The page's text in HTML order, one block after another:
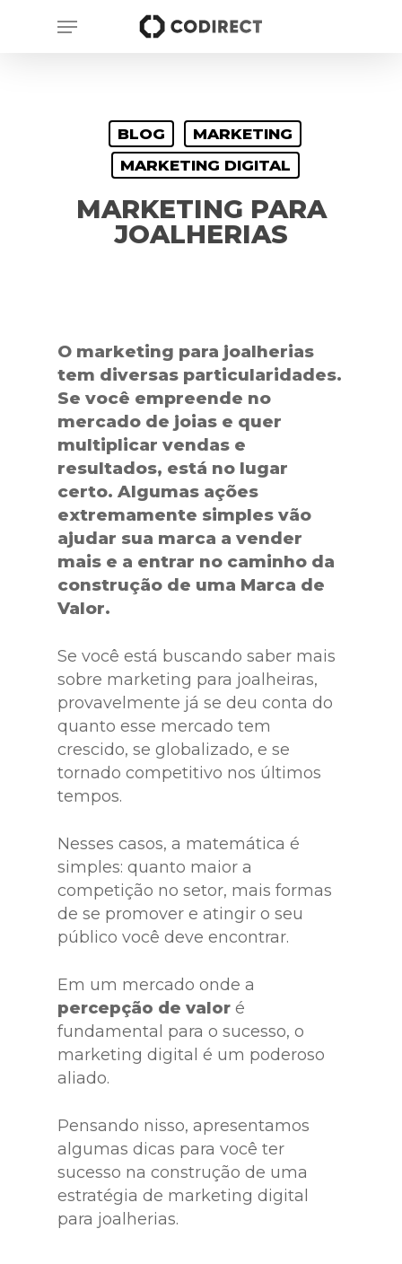
Menu
BLOG
MARKETING
MARKETING DIGITAL
MARKETING PARA
JOALHERIAS
O marketing para joalherias
tem diversas particularidades.
Se você empreende no
mercado de joias e quer
multiplicar vendas e
resultados, está no lugar
certo. Algumas ações
extremamente simples vão
ajudar sua marca a vender
mais e a entrar no caminho da
construção de uma Marca de
Valor.
Se você está buscando saber mais
sobre marketing para joalheiras,
provavelmente já se deu conta do
quanto esse mercado tem
crescido, se globalizado, e se
tornado competitivo nos últimos
tempos.
Nesses casos, a matemática é
simples: quanto maior a
competição no setor, mais formas
de se promover e atingir o seu
público você deve encontrar.
Em um mercado onde a
percepção de valoré
fundamental para o sucesso, o
marketing digital é um poderoso
aliado.
Pensando nisso, apresentamos
algumas dicas para você ter
sucesso na construção de uma
estratégia de marketing digital
para joalherias.